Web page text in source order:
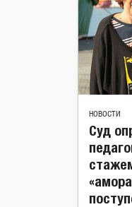
НОВОСТИ
Суд